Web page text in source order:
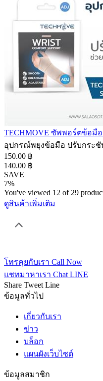
TECHMOVE ซัพพอร์ตข้อมื
อุปกรณ์พยุงข้อมือ ปรับกระชั
150.00 ฿
140.00 ฿
SAVE
7%
You've viewed 12 of 29
ดูสินค้าเพิ่มเติม
โทรคุยกับเรา Call Now
แชทมาหาเรา Chat LINE
Share Tweet Line
ข้อมูลทั่วไป
เกี่ยวกับเรา
ข่าว
บล็อก
แผนผังเว็บไซต์
ข้อมูลสมาชิก